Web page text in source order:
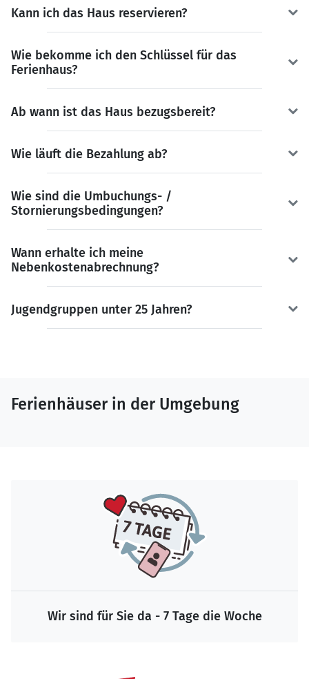
Kann ich das Haus reservieren?
Wie bekomme ich den Schlüssel für das
Ferienhaus?
Ab wann ist das Haus bezugsbereit?
Wie läuft die Bezahlung ab?
Wie sind die Umbuchungs- /
Stornierungsbedingungen?
Wann erhalte ich meine
Nebenkostenabrechnung?
Jugendgruppen unter 25 Jahren?
Ferienhäuser in der Umgebung
Wir sind für Sie da - 7 Tage die Woche